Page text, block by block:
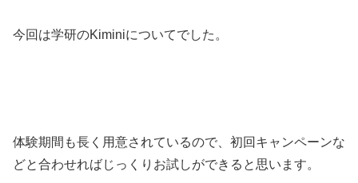
今回は学研のKiminiについてでした。
体験期間も長く用意されているので、初回キャンペーンな
どと合わせればじっくりお試しができると思います。